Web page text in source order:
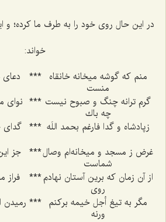
در اين حال روى خود را به طرف ما كرده؛ و
خواند:
منم كه گوشه ميخانه خانقاه
منست
***
دعاى
گرم ترانه چنگ و صبوح نيست
چه باك
*** نواى
زپادشاه و گدا فارغم بحمد اللَه *** گداى
غرض ز مسجد و ميخانه‌ام وصال
شماست‌
***
جز
از آن زمان كه برين آستان نهادم
روى
***
فراز
مگر به تيغ أجل خيمه بركنم
ورنه
*** رميدن